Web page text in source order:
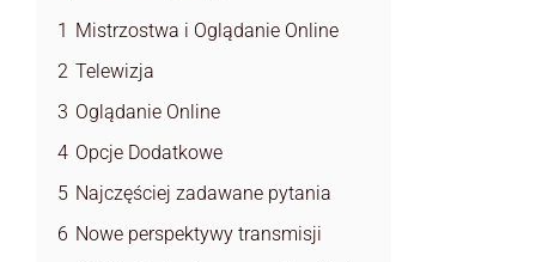
1
Mistrzostwa i Oglądanie Online
2 Telewizja
3 Oglądanie Online
4 Opcje Dodatkowe
5 Najczęściej zadawane pytania
6 Nowe perspektywy transmisji